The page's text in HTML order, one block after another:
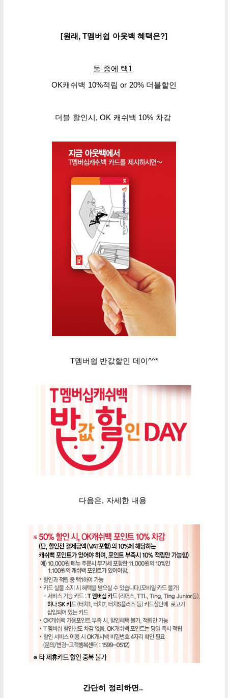
[원래, T멤버쉽 아웃백혜택은?]
둘 중에 택1
OK캐쉬백 10%적립 or 20% 더블할인
더블 할인시, OK 캐쉬백 10% 차감
T멤버쉽 반값할인 데이^^*
다음은, 자세한 내용
간단히 정리하면..